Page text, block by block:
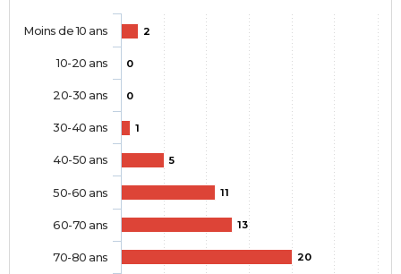
2
0
0
1
5
11
13
20
Moins de 10 ans
10-20 ans
20-30 ans
30-40 ans
40-50 ans
50-60 ans
60-70 ans
70-80 ans